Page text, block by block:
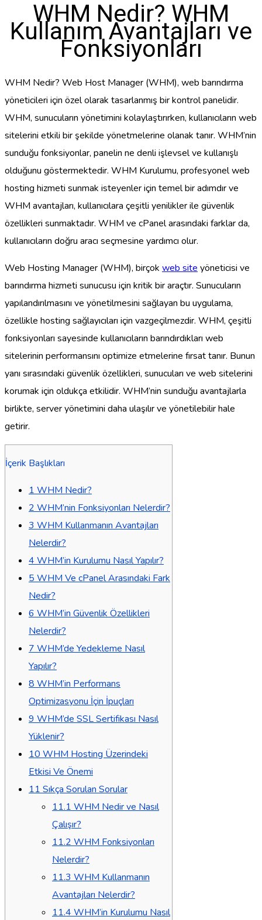
WHM Nedir? WHM
Kullanım Avantajları ve
Fonksiyonları
WHM Nedir? Web Host Manager (WHM), web barındırma
yöneticileri için özel olarak tasarlanmış bir kontrol panelidir.
WHM, sunucuların yönetimini kolaylaştırırken, kullanıcıların web
sitelerini etkili bir şekilde yönetmelerine olanak tanır. WHM’nin
sunduğu fonksiyonlar, panelin ne denli işlevsel ve kullanışlı
olduğunu göstermektedir. WHM Kurulumu, profesyonel web
hosting hizmeti sunmak isteyenler için temel bir adımdır ve
WHM avantajları, kullanıcılara çeşitli yenilikler ile güvenlik
özellikleri sunmaktadır. WHM ve cPanel arasındaki farklar da,
kullanıcıların doğru aracı seçmesine yardımcı olur.
Web Hosting Manager (WHM), birçok web site yöneticisi ve
barındırma hizmeti sunucusu için kritik bir araçtır. Sunucuların
yapılandırılmasını ve yönetilmesini sağlayan bu uygulama,
özellikle hosting sağlayıcıları için vazgeçilmezdir. WHM, çeşitli
fonksiyonları sayesinde kullanıcıların barındırdıkları web
sitelerinin performansını optimize etmelerine fırsat tanır. Bunun
yanı sırasındaki güvenlik özellikleri, sunucuları ve web sitelerini
korumak için oldukça etkilidir. WHM’nin sunduğu avantajlarla
birlikte, server yönetimini daha ulaşılır ve yönetilebilir hale
getirir.
İçerik Başlıkları
1 WHM Nedir?
2 WHM’nin Fonksiyonları Nelerdir?
3 WHM Kullanmanın Avantajları
Nelerdir?
4 WHM’in Kurulumu Nasıl Yapılır?
5 WHM Ve cPanel Arasındaki Fark
Nedir?
6 WHM’in Güvenlik Özellikleri
Nelerdir?
7 WHM’de Yedekleme Nasıl
Yapılır?
8 WHM’in Performans
Optimizasyonu İçin İpuçları
9 WHM’de SSL Sertifikası Nasıl
Yüklenir?
10 WHM Hosting Üzerindeki
Etkisi Ve Önemi
11 Sıkça Sorulan Sorular
11.1 WHM Nedir ve Nasıl
Çalışır?
11.2 WHM Fonksiyonları
Nelerdir?
11.3 WHM Kullanmanın
Avantajları Nelerdir?
11.4 WHM’in Kurulumu Nasıl